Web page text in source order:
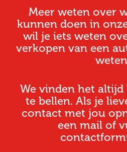
Meer weten over
kunnen doen in
wil je iets weten
verkopen van een
We vinden het
te bellen. Als je
contact met jou
een mail of